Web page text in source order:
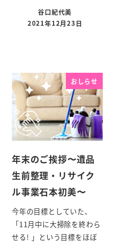
谷口紀代美
2021年12月23日
おしらせ
年末のご挨拶〜遺品
生前整理・リサイク
ル事業石本初美〜
今年の目標としていた、
「11月中に大掃除を終わら
せる! 」という目標をほぼ